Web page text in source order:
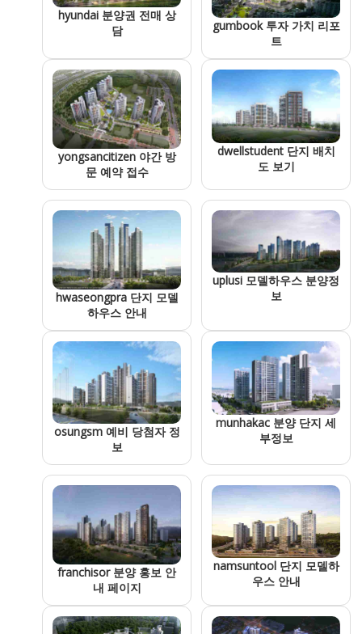
hyundai 분양권 전매 상
담
gumbook 투자 가치 리포
트
yongsancitizen 야간 방
문 예약 접수
dwellstudent 단지 배치
도 보기
hwaseongpra 단지 모델
하우스 안내
uplusi 모델하우스 분양정
보
osungsm 예비 당첨자 정
보
munhakac 분양 단지 세
부정보
franchisor 분양 홍보 안
내 페이지
namsuntool 단지 모델하
우스 안내